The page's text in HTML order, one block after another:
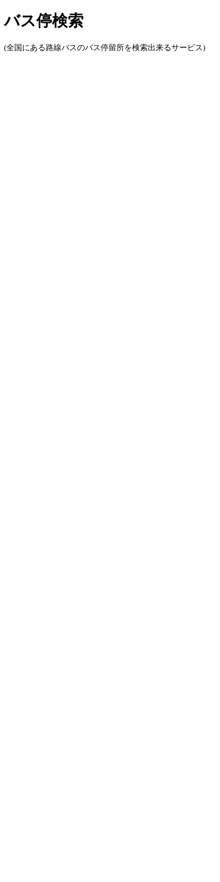
バス停検索
(全国にある路線バスのバス停留所を検索出来るサービス)